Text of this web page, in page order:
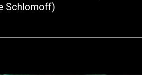
Schlomoff)